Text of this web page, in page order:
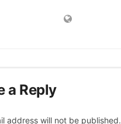
a Reply
address will not be published.